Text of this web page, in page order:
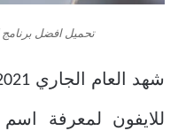
تحميل افضل
شهد العام الجاري 2021 إنتاج باقة من
للايفون لمعرفة